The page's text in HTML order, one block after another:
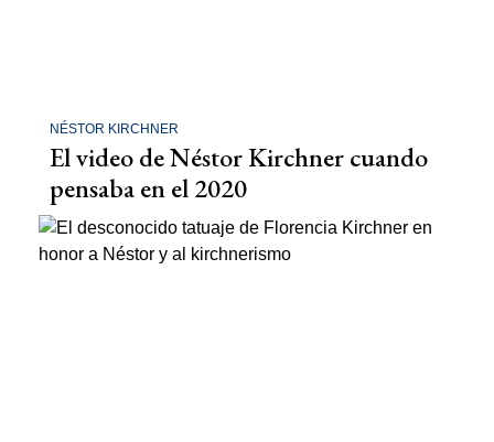
NÉSTOR KIRCHNER
El video de Néstor Kirchner cuando
pensaba en el 2020